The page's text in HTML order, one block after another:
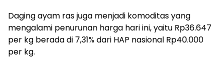
Daging ayam ras juga menjadi komoditas yang
mengalami penurunan harga hari ini, yaitu Rp36.647
per kg berada di 7,31% dari HAP nasional Rp40.000
per kg.